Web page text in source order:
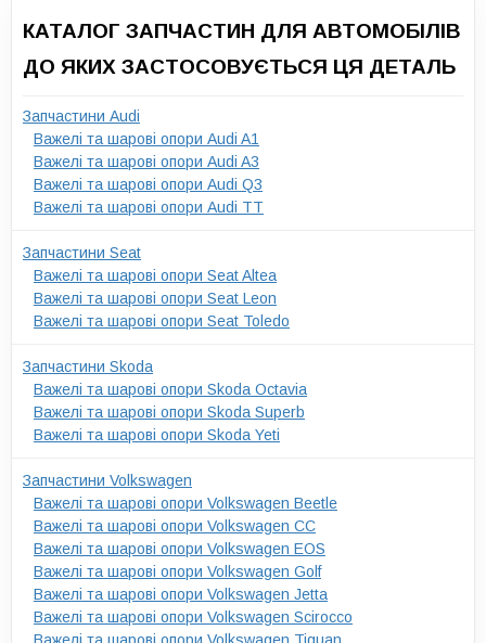
КАТАЛОГ ЗАПЧАСТИН ДЛЯ АВТОМОБІЛІВ
ДО ЯКИХ ЗАСТОСОВУЄТЬСЯ ЦЯ ДЕТАЛЬ
Запчастини Audi
Важелі та шарові опори Audi A1
Важелі та шарові опори Audi A3
Важелі та шарові опори Audi Q3
Важелі та шарові опори Audi TT
Запчастини Seat
Важелі та шарові опори Seat Altea
Важелі та шарові опори Seat Leon
Важелі та шарові опори Seat Toledo
Запчастини Skoda
Важелі та шарові опори Skoda Octavia
Важелі та шарові опори Skoda Superb
Важелі та шарові опори Skoda Yeti
Запчастини Volkswagen
Важелі та шарові опори Volkswagen Beetle
Важелі та шарові опори Volkswagen CC
Важелі та шарові опори Volkswagen EOS
Важелі та шарові опори Volkswagen Golf
Важелі та шарові опори Volkswagen Jetta
Важелі та шарові опори Volkswagen Scirocco